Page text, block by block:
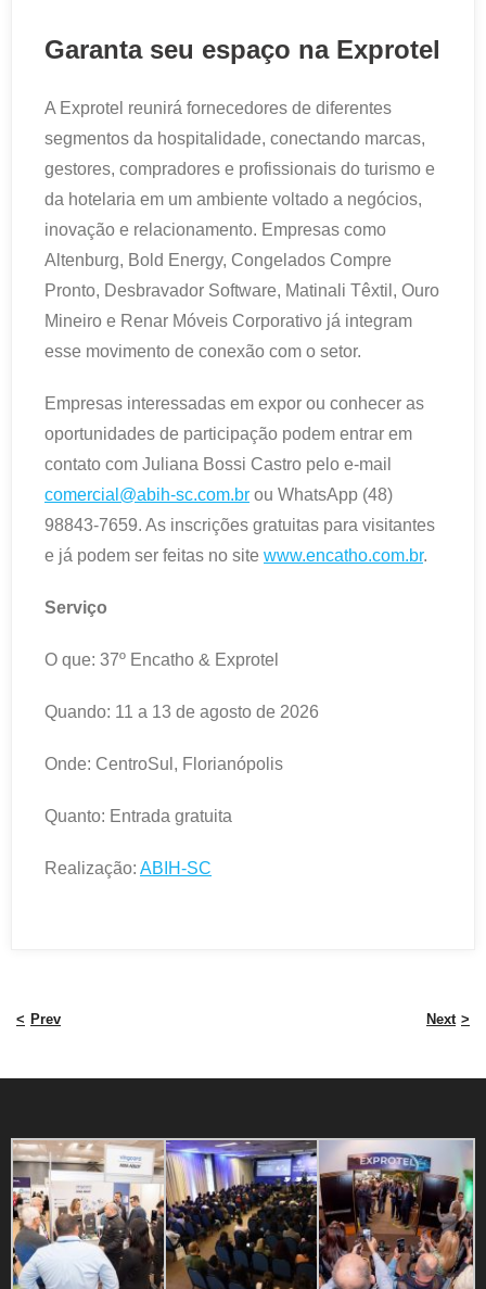
Garanta seu espaço na Exprotel
A Exprotel reunirá fornecedores de diferentes
segmentos da hospitalidade, conectando marcas,
gestores, compradores e profissionais do turismo e
da hotelaria em um ambiente voltado a negócios,
inovação e relacionamento. Empresas como
Altenburg, Bold Energy, Congelados Compre
Pronto, Desbravador Software, Matinali Têxtil, Ouro
Mineiro e Renar Móveis Corporativo já integram
esse movimento de conexão com o setor.
Empresas interessadas em expor ou conhecer as
oportunidades de participação podem entrar em
contato com Juliana Bossi Castro pelo e-mail
comercial@abih-sc.com.br ou WhatsApp (48)
98843-7659. As inscrições gratuitas para visitantes
e já podem ser feitas no site www.encatho.com.br.
Serviço
O que: 37º Encatho & Exprotel
Quando: 11 a 13 de agosto de 2026
Onde: CentroSul, Florianópolis
Quanto: Entrada gratuita
Realização: ABIH-SC
Prev Next